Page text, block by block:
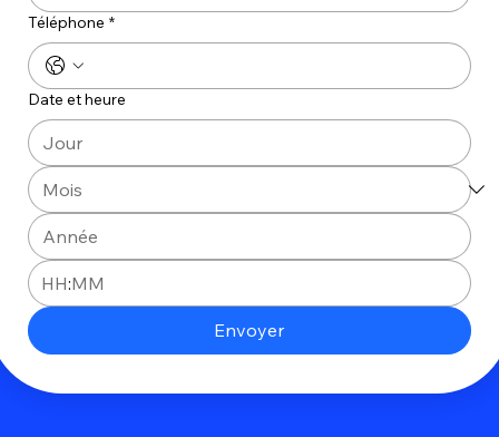
Téléphone *
Date et heure
:
Envoyer